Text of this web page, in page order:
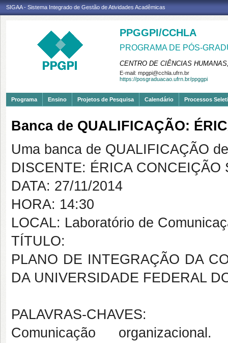
SIGAA - Sistema Integrado de Gestão de Atividades Acadêmicas
PPGGPI/CCHLA
PROGRAMA DE PÓS-
CENTRO DE CIÊNCIAS
E-mail: mpgpi@cchla.ufrn.br
https://posgraduacao.ufrn.br/ppggpi
Programa Ensino Projetos de Pesquisa Calendário Processos
Banca de QUALIFICAÇÃO:
Uma banca de QUALIFICAÇÃO
DISCENTE: ÉRICA CONCEIÇÃO
DATA: 27/11/2014
HORA: 14:30
LOCAL: Laboratório de
TÍTULO:
PLANO DE INTEGRAÇÃO DA
DA UNIVERSIDADE FEDERAL
PALAVRAS-CHAVES:
Comunicação